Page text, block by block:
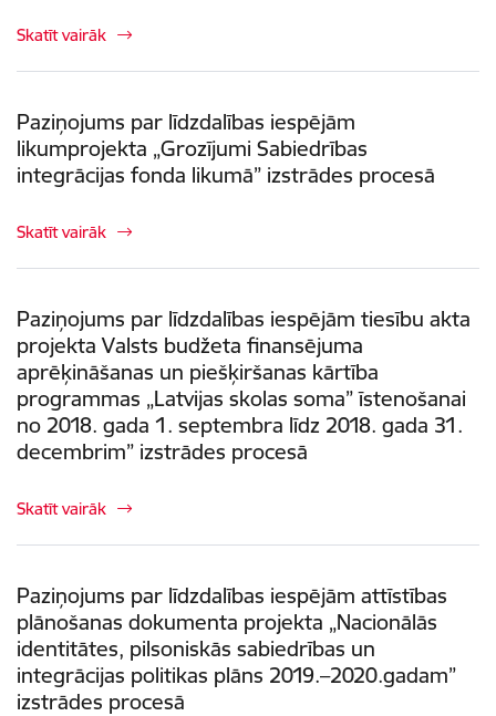
Skatīt vairāk
Paziņojums par līdzdalības iespējām
likumprojekta „Grozījumi Sabiedrības
integrācijas fonda likumā” izstrādes procesā
Skatīt vairāk
Paziņojums par līdzdalības iespējām tiesību akta
projekta Valsts budžeta finansējuma
aprēķināšanas un piešķiršanas kārtība
programmas „Latvijas skolas soma” īstenošanai
no 2018. gada 1. septembra līdz 2018. gada 31.
decembrim” izstrādes procesā
Skatīt vairāk
Paziņojums par līdzdalības iespējām attīstības
plānošanas dokumenta projekta „Nacionālās
identitātes, pilsoniskās sabiedrības un
integrācijas politikas plāns 2019.–2020.gadam”
izstrādes procesā